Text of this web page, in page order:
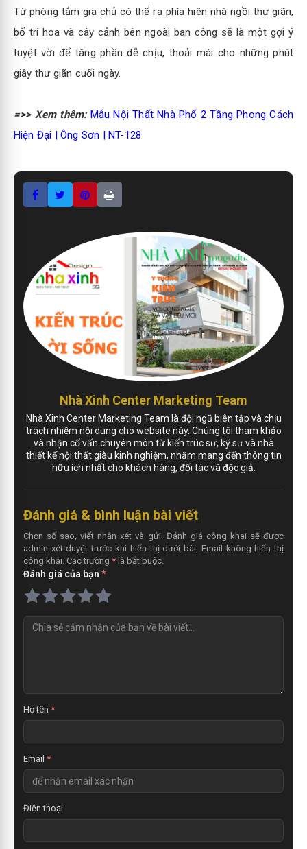
Từ phòng tắm gia chủ có thể ra phía hiên nhà ngồi thư giãn,
bố trí hoa và cây cảnh bên ngoài ban công sẽ là một gợi ý
tuyệt vời để tăng phần dễ chịu, thoải mái cho những phút
giây thư giãn cuối ngày.
=>> Xem thêm: Mẫu Nội Thất Nhà Phố 2 Tầng Phong Cách
Hiện Đại | Ông Sơn | NT-128
Nhà Xinh Center Marketing Team
Nhà Xinh Center Marketing Team là đội ngũ biên tập và chịu
trách nhiệm nội dung cho website này. Chúng tôi tham khảo
và nhận cố vấn chuyên môn từ kiến trúc sư, kỹ sư và nhà
thiết kế nội thất giàu kinh nghiệm, nhằm mang đến thông tin
hữu ích nhất cho khách hàng, đối tác và độc giả.
Đánh giá & bình luận bài viết
Chọn số sao, viết nhận xét và gửi. Đánh giá công khai sẽ được
admin xét duyệt trước khi hiển thị dưới bài. Email không hiển thị
công khai. Các trường *là bắt buộc.
Đánh giá của bạn *
é
Họ tên *
Email *
Điện thoại